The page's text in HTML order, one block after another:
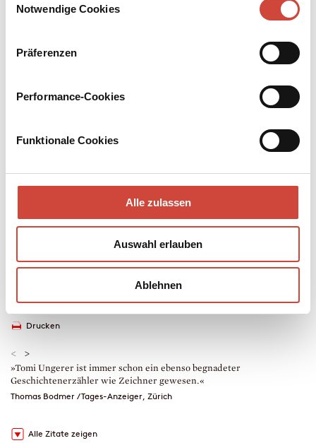
Notwendige Cookies
Präferenzen
Performance-Cookies
Funktionale Cookies
Alle zulassen
Auswahl erlauben
Ablehnen
Mit einem Vorwort von Elke Heidenreich und vielen Illustrationen
Neben Ideen, Skizzen und Zeichnungen offenbaren Tomi Ungerers
kleine Geschichten. Aus diesem Fundus ist ein Buch entstanden,
das Tomi Ungerer von einer ungewohnten Seite zeigt, die aber
Ich zeichne, was ich aufschreibe, und ich schreibe auf, was ich
zeichne, um einen Gedanken klar, kurz und bündig auszudrücken«,
Taschenbuch
160 Seiten
erschienen am 18. Dezember 2012
978-3-257-24211-9
Auch erhältlich als
Drucken
< >
»Tomi Ungerer ist immer schon ein ebenso begnadeter
Geschichtenerzähler wie Zeichner gewesen.«
Thomas Bodmer / Tages-Anzeiger, Zürich
Alle Zitate zeigen